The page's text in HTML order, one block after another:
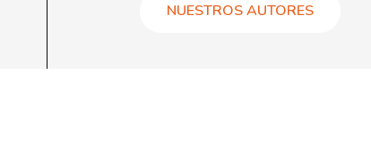
NUESTROS AUTORES